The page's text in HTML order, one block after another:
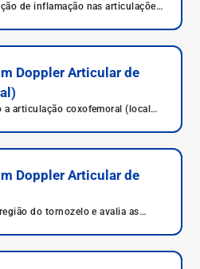
de inflamação nas articulações
Doppler Articular de
a articulação coxofemoral (local
Doppler Articular de
do tornozelo e avalia as